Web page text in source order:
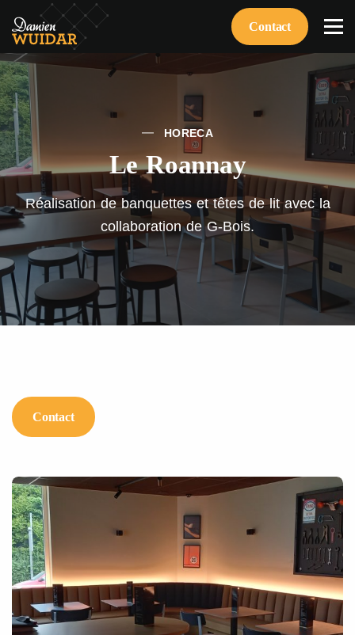
Contact
HORECA
Le Roannay
Réalisation de banquettes et têtes de lit avec la
collaboration de G-Bois.
Contact